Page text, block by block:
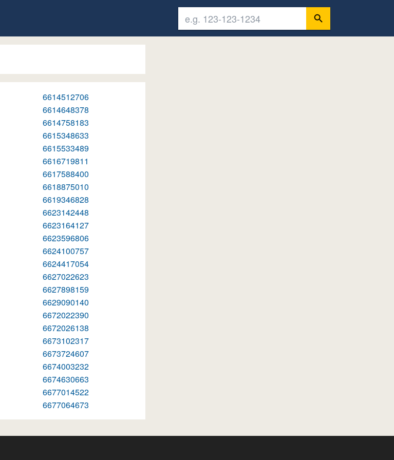
6614512706
6614648378
6614758183
6615348633
6615533489
6616719811
6617588400
6618875010
6619346828
6623142448
6623164127
6623596806
6624100757
6624417054
6627022623
6627898159
6629090140
6672022390
6672026138
6673102317
6673724607
6674003232
6674630663
6677014522
6677064673